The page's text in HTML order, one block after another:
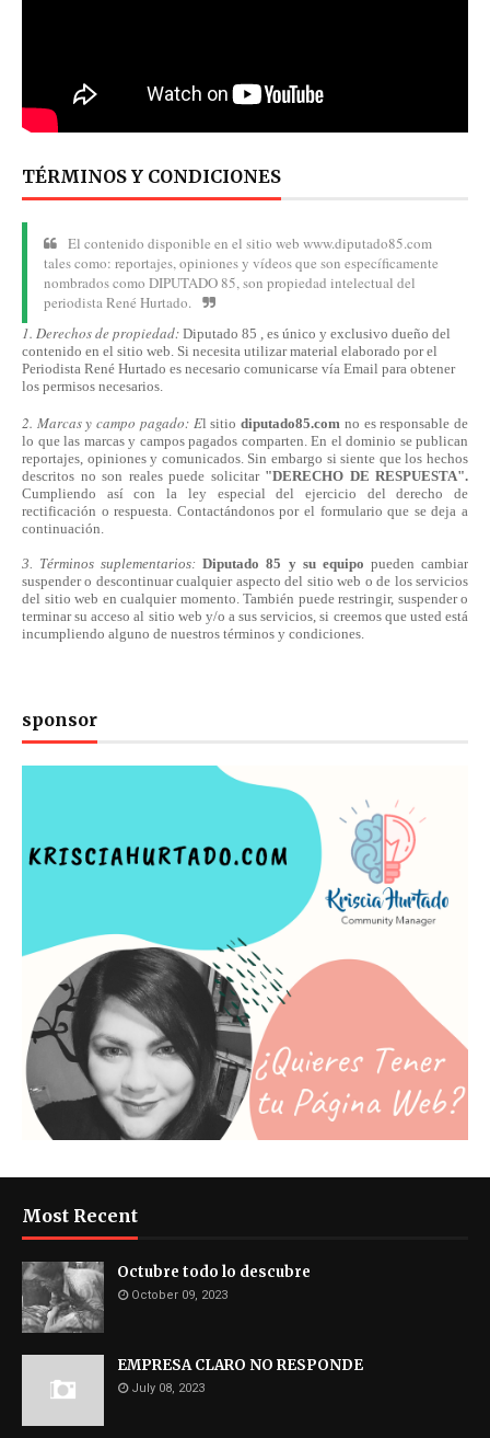
TÉRMINOS Y CONDICIONES
El contenido disponible en el sitio web www.diputado85.com
tales como: reportajes, opiniones y vídeos que son específicamente
nombrados como DIPUTADO 85, son propiedad intelectual del
periodista René Hurtado.
1. Derechos de propiedad: Diputado 85 , es único y exclusivo dueño del
contenido en el sitio web. Si necesita utilizar material elaborado por el
Periodista René Hurtado es necesario comunicarse vía Email para obtener
los permisos necesarios.
2. Marcas y campo pagado: El sitiodiputado85.com no es responsable de
lo que las marcas y campos pagados comparten. En el dominio se publican
reportajes, opiniones y comunicados. Sin embargo si siente que los hechos
descritos no son reales puede solicitar "DERECHO DE RESPUESTA".
Cumpliendo asícon la ley especial del ejercicio del derecho de
rectificación o respuesta. Contactándonospor el formulario que se deja a
continuación.
3. Términos suplementarios:Diputado 85 y su equipo pueden cambiar
suspender o descontinuar cualquier aspecto del sitio web o de los servicios
del sitio web en cualquier momento. También puede restringir, suspender o
terminar su acceso al sitio web y/o a sus servicios, si creemos que usted está
incumpliendo alguno de nuestros términos y condiciones.
sponsor
Most Recent
Octubre todo lo descubre
October 09, 2023
EMPRESA CLARO NO RESPONDE
July 08, 2023